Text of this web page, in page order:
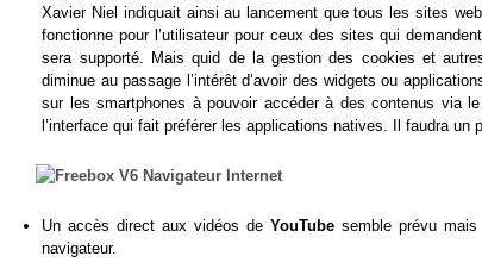
Xavier Niel indiquait ainsi au lancement que tous les sites
fonctionne pour l’utilisateur pour ceux des sites qui
sera supporté. Mais quid de la gestion des cookies et
diminue au passage l’intérêt d’avoir des widgets ou
sur les smartphones à pouvoir accéder à des contenus via
l’interface qui fait préférer les applications natives. Il faudra
Un accès direct aux vidéos de YouTubesemble prévu mais
navigateur.